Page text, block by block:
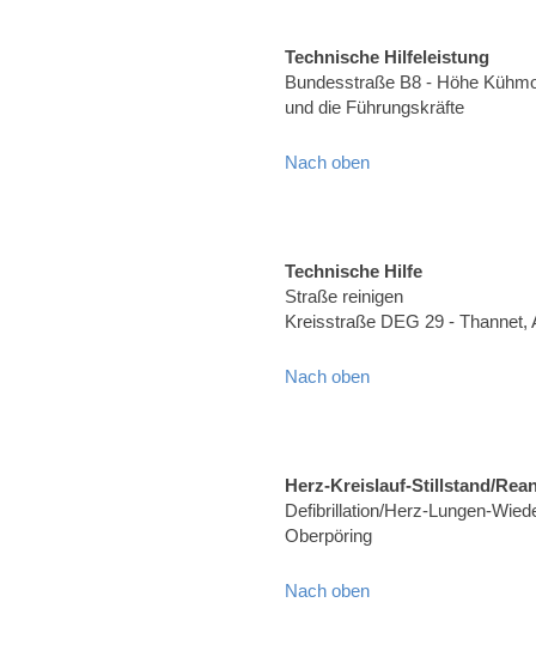
Technische Hilfeleistung
Bundesstraße B8 - Höhe
und die Führungskräfte
Nach oben
Technische Hilfe
Straße reinigen
Kreisstraße DEG 29 - Thannet,
Nach oben
Herz-Kreislauf-Stillstand/
Defibrillation/Herz-Lungen-
Oberpöring
Nach oben